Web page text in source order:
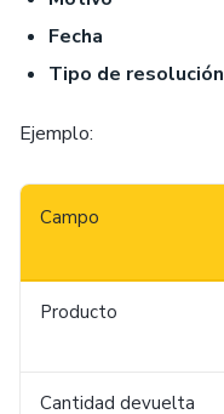
Fecha
Tipo de resolución
Ejemplo:
Campo
Producto
Cantidad devuelta